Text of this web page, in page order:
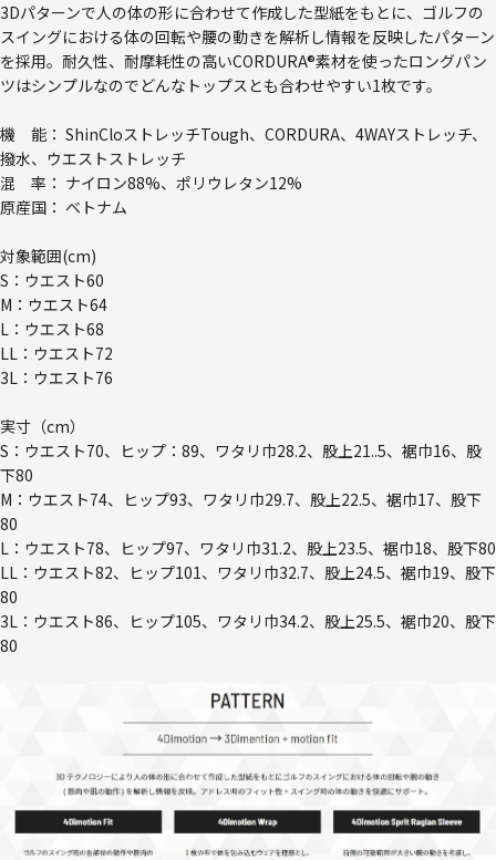
3Dパターンで人の体の形に合わせて作成した型紙をもとに、ゴルフの
スイングにおける体の回転や腰の動きを解析し情報を反映したパターン
を採用。耐久性、耐摩耗性の高いCORDURA®素材を使ったロングパン
ツはシンプルなのでどんなトップスとも合わせやすい1枚です。
機 能： ShinCloストレッチTough、CORDURA、4WAYストレッチ、
撥水、ウエストストレッチ
混 率： ナイロン88%、ポリウレタン12%
原産国： ベトナム
対象範囲(cm)
S：ウエスト60
M：ウエスト64
L：ウエスト68
LL：ウエスト72
3L：ウエスト76
実寸（cm）
S：ウエスト70、ヒップ：89、ワタリ巾28.2、股上21..5、裾巾16、股
下80
M：ウエスト74、ヒップ93、ワタリ巾29.7、股上22.5、裾巾17、股下
80
L：ウエスト78、ヒップ97、ワタリ巾31.2、股上23.5、裾巾18、股下80
LL：ウエスト82、ヒップ101、ワタリ巾32.7、股上24.5、裾巾19、股下
80
3L：ウエスト86、ヒップ105、ワタリ巾34.2、股上25.5、裾巾20、股下
80